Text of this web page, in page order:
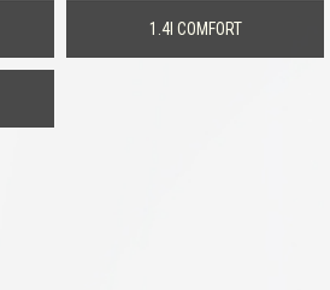
1.4I COMFORT